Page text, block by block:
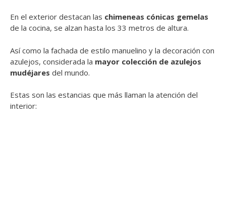
En el exterior destacan las chimeneas cónicas gemelas
de la cocina, se alzan hasta los 33 metros de altura.
Así como la fachada de estilo manuelino y la decoración con
azulejos, considerada la mayor colección de azulejos
mudéjares del mundo.
Estas son las estancias que más llaman la atención del
interior: